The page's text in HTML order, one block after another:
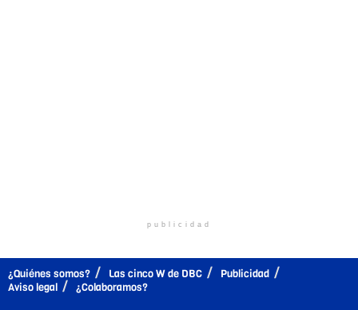
publicidad
¿Quiénes somos? Las cinco W de DBC
Publicidad
Aviso legal
¿Colaboramos?